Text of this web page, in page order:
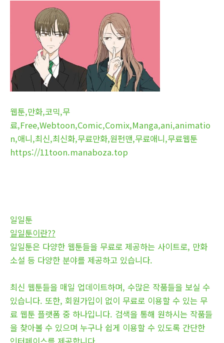
웹툰,만화,코믹,무
료,Free,Webtoon,Comic,Comix,Manga,ani,animatio
n,애니,최신,최신화,무료만화,원펀맨,무료애니,무료웹툰
https://11toon.manaboza.top
일일툰
일일툰이란??
일일툰은 다양한 웹툰들을 무료로 제공하는 사이트로, 만화
소설 등 다양한 분야를 제공하고 있습니다.
최신 웹툰들을 매일 업데이트하며, 수많은 작품들을 보실 수
있습니다. 또한, 회원가입이 없이 무료로 이용할 수 있는 무
료 웹툰 플랫폼 중 하나입니다. 검색을 통해 원하시는 작품들
을 찾아볼 수 있으며 누구나 쉽게 이용할 수 있도록 간단한